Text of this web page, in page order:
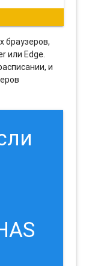
браузеров,
или Edge.
и